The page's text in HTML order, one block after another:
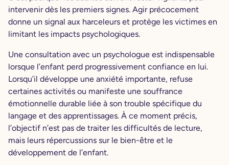
intervenir dès les premiers signes. Agir précocement
donne un signal aux harceleurs et protège les victimes en
limitant les impacts psychologiques.
Une consultation avec un psychologue est indispensable
lorsque l’enfant perd progressivement confiance en lui.
Lorsqu’il développe une anxiété importante, refuse
certaines activités ou manifeste une souffrance
émotionnelle durable liée à son trouble spécifique du
langage et des apprentissages. À ce moment précis,
l’objectif n’est pas de traiter les difficultés de lecture,
mais leurs répercussions sur le bien-être et le
développement de l’enfant.